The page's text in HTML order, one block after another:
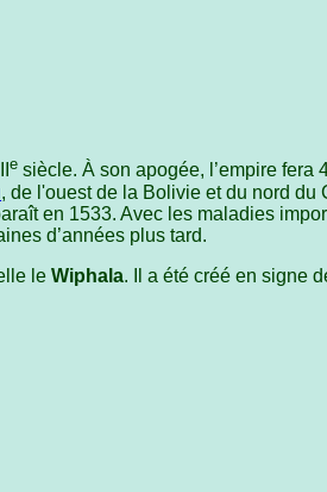
esiècle. À son apogée, l’empire fera
, de l'ouest de la Bolivie et du nord du
en 1533. Avec les maladies
d’années plus tard.
le Wiphala. Il a été créé en signe